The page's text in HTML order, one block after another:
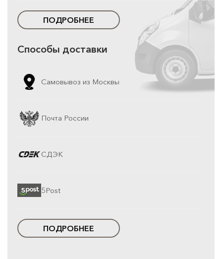
ПОДРОБНЕЕ
Способы доставки
Самовывоз из Москвы
Почта России
СДЭК
5Post
ПОДРОБНЕЕ